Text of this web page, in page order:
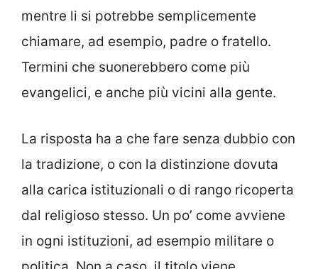
mentre li si potrebbe semplicemente
chiamare, ad esempio, padre o fratello.
Termini che suonerebbero come più
evangelici, e anche più vicini alla gente.
La risposta ha a che fare senza dubbio con
la tradizione, o con la distinzione dovuta
alla carica istituzionali o di rango ricoperta
dal religioso stesso. Un po’ come avviene
in ogni istituzioni, ad esempio militare o